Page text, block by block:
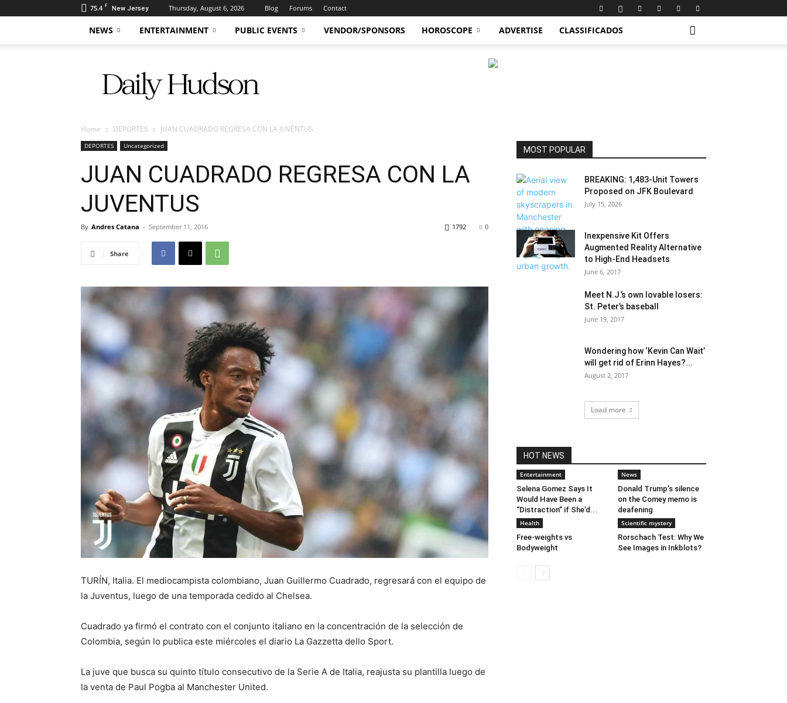
75.4 F New Jersey Thursday, August 6, 2026 Blog Forums Contact
NEWS ENTERTAINMENT PUBLIC EVENTS VENDOR/SPONSORS HOROSCOPE ADVERTISE CLASSIFICADOS
Hudson
Home DEPORTES JUAN CUADRADO REGRESA CON LA JUVENTUS
DEPORTES Uncategorized
JUAN CUADRADO REGRESA CON LA
JUVENTUS
By Andres Catana - September 11, 2016 0
1792
Share
TURÍN, Italia. El mediocampista colombiano, Juan Guillermo Cuadrado, regresará con el equipo de
la Juventus, luego de una temporada cedido al Chelsea.
Cuadrado ya firmó el contrato con el conjunto italiano en la concentración de la selección de
Colombia, según lo publica este miércoles el diario La Gazzetta dello Sport.
La juve que busca su quinto título consecutivo de la Serie A de Italia, reajusta su plantilla luego de
la venta de Paul Pogba al Manchester United.
MOST POPULAR
BREAKING: 1,483-Unit Towers
Proposed on JFK Boulevard
July 15, 2026
Inexpensive Kit Offers
Augmented Reality Alternative
to High-End Headsets
June 6, 2017
Meet N.J.’s own lovable losers:
St. Peter’s baseball
June 19, 2017
Wondering how ‘Kevin Can Wait’
will get rid of Erinn Hayes?...
August 2, 2017
Load more
HOT NEWS
Entertainment
Selena Gomez Says It
Would Have Been a
“Distraction” if She’d...
News
Donald Trump’s silence
on the Comey memo is
deafening
Health
Free-weights vs
Bodyweight
Scientific mystery
Rorschach Test: Why We
See Images in Inkblots?